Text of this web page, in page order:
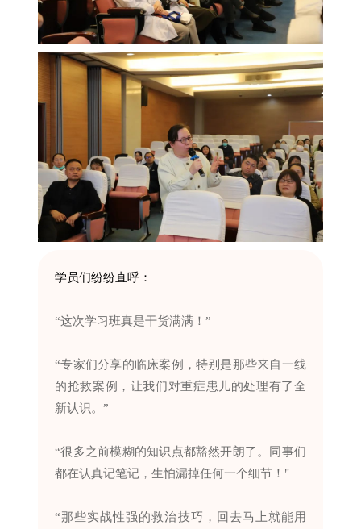
学员们纷纷直呼：
“这次学习班真是干货满满！”
“专家们分享的临床案例，特别是那些来自一线
的抢救案例，让我们对重症患儿的处理有了全
新认识。”
“很多之前模糊的知识点都豁然开朗了。同事们
都在认真记笔记，生怕漏掉任何一个细节！"
“那些实战性强的救治技巧，回去马上就能用